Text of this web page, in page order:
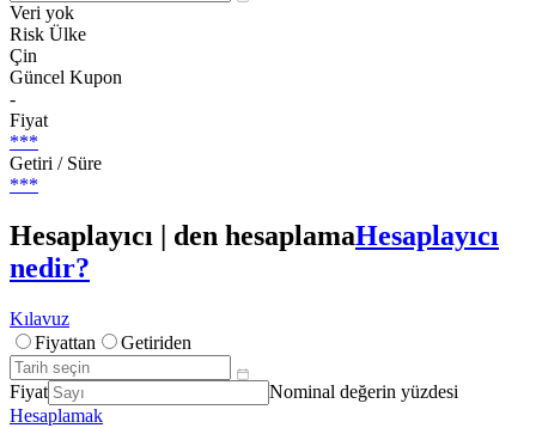
Veri yok
Risk Ülke
Çin
Güncel Kupon
-
Fiyat
***
Getiri / Süre
***
Hesaplayıcı | den hesaplamaHesaplayıcı
nedir?
Kılavuz
Fiyattan
Getiriden
Fiyat
Nominal değerin yüzdesi
Hesaplamak